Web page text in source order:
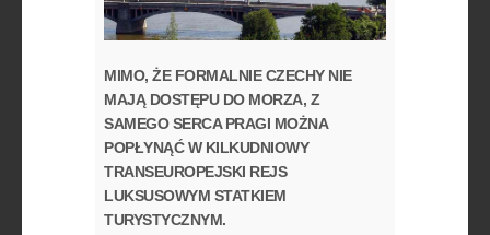
MIMO, ŻE FORMALNIE CZECHY NIE
MAJĄ DOSTĘPU DO MORZA, Z
SAMEGO SERCA PRAGI MOŻNA
POPŁYNĄĆ W KILKUDNIOWY
TRANSEUROPEJSKI REJS
LUKSUSOWYM STATKIEM
TURYSTYCZNYM.